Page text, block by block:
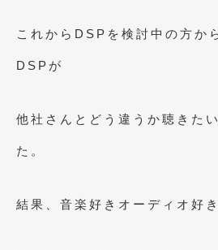
これからDSPを検討中の方か
DSPが
他社さんとどう違うか聴きた
た。
結果、音楽好きオーディオ好